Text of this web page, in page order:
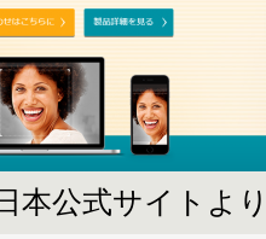
本公式サイトよ